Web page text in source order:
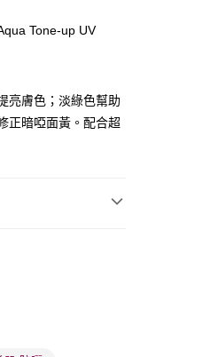
SF順豐速運或京東
Tone-up UV
亮膚色；淡綠色幫助
正暗啞面黃。配合超